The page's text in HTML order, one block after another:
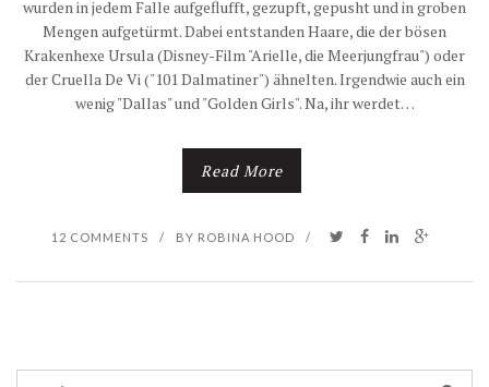
wurden in jedem Falle aufgeflufft, gezupft, gepusht und in groben
Mengen aufgetürmt. Dabei entstanden Haare, die der bösen
Krakenhexe Ursula (Disney-Film "Arielle, die Meerjungfrau") oder
der Cruella De Vi ("101 Dalmatiner") ähnelten. Irgendwie auch ein
wenig "Dallas" und "Golden Girls". Na, ihr werdet…
Read More
12 COMMENTS / BY ROBINA HOOD /